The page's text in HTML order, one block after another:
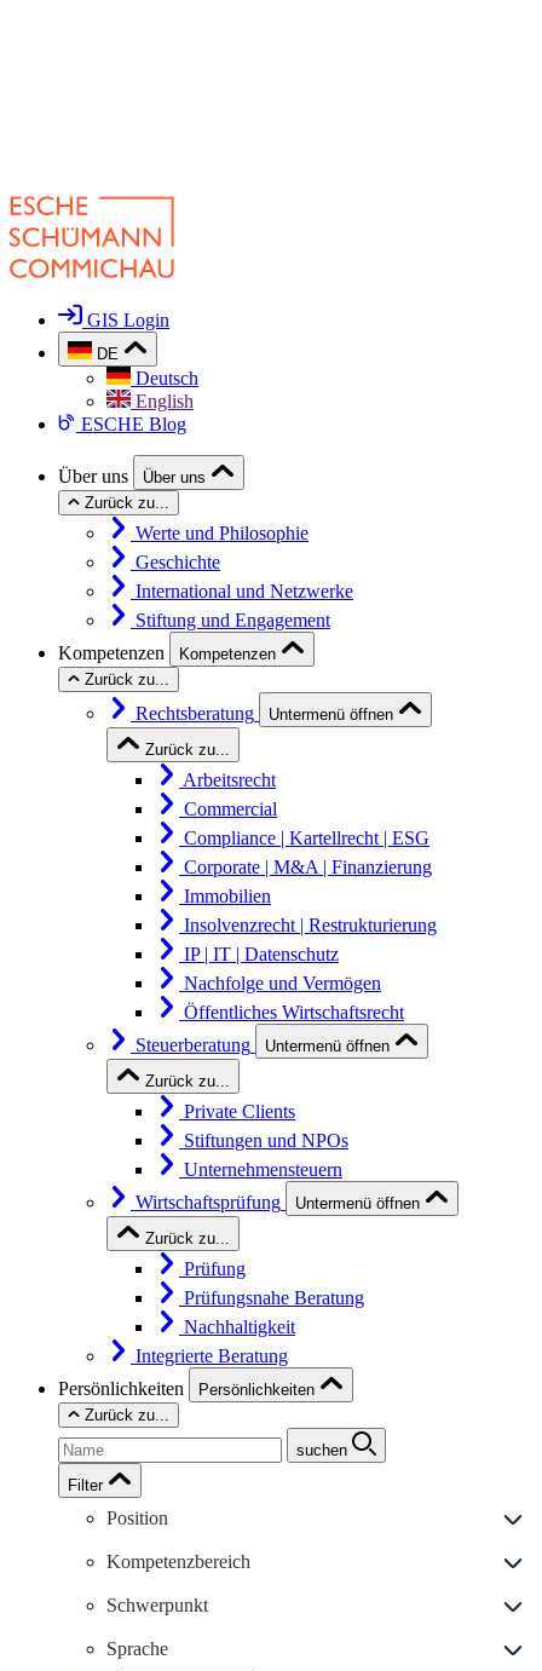
GIS Login
DE
Deutsch
English
ESCHE Blog
Über uns
Über uns
Zurück zu...
Werte und Philosophie
Geschichte
International und Netzwerke
Stiftung und Engagement
Kompetenzen
Kompetenzen
Zurück zu...
Rechtsberatung
Untermenü öffnen
Zurück zu...
Arbeitsrecht
Commercial
Compliance | Kartellrecht | ESG
Corporate | M&A | Finanzierung
Immobilien
Insolvenzrecht | Restrukturierung
IP | IT | Datenschutz
Nachfolge und Vermögen
Öffentliches Wirtschaftsrecht
Steuerberatung
Untermenü öffnen
Zurück zu...
Private Clients
Stiftungen und NPOs
Unternehmensteuern
Wirtschaftsprüfung
Untermenü öffnen
Zurück zu...
Prüfung
Prüfungsnahe Beratung
Nachhaltigkeit
Integrierte Beratung
Persönlichkeiten
Persönlichkeiten
Zurück zu...
suchen
Filter
Position
Kompetenzbereich
Schwerpunkt
Sprache